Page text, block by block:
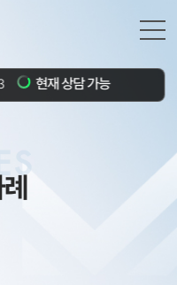
현재 상담 가능